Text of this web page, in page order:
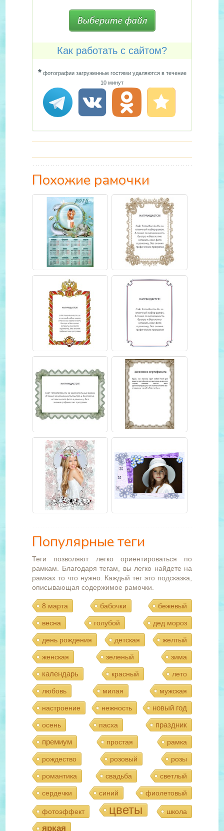
Как работать с сайтом?
*фотографии загруженные гостями удаляются в течение
10 минут
Похожие рамочки
Популярные теги
Теги позволяют легко ориентироваться по
рамкам. Благодаря тегам, вы легко найдете на
рамках то что нужно. Каждый тег это подсказка,
описывающая содержимое рамочки.
8 марта бабочки бежевый
весна голубой дед мороз
день рождения детская желтый
женская зеленый зима
календарь красный лето
любовь милая мужская
настроение нежность новый год
осень пасха
праздник
премиум
простая рамка
рождество розовый розы
романтика свадьба светлый
сердечки синий фиолетовый
фотоэффект цветы школа
яркая